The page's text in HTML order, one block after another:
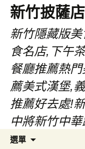
新竹披薩店
新竹隱藏版
食名店,下午
餐廳推薦熱
薦美式漢堡,
推薦好去處!
中將新竹中
選單